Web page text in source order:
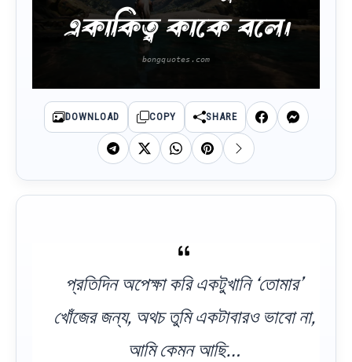
একাকিত্ব কাকে বলে।
DOWNLOAD COPY SHARE
প্রতিদিন অপেক্ষা করি একটুখানি ‘তোমার’
খোঁজের জন্য, অথচ তুমি একটাবারও ভাবো না,
আমি কেমন আছি…